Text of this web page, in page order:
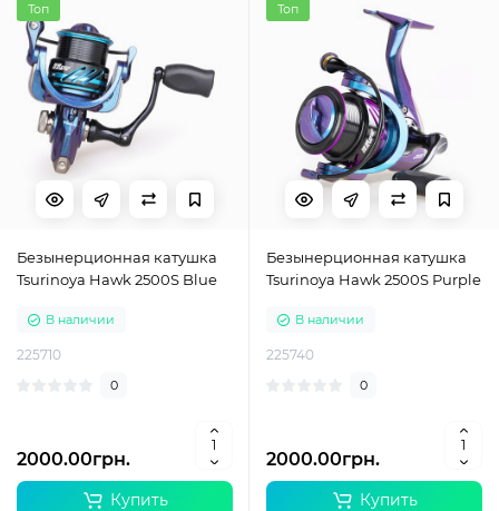
Топ
Безынерционная катушка
Tsurinoya Hawk 2500S Blue
В наличии
225710
0
2000.00грн.
Купить
Топ
Безынерционная катушка
Tsurinoya Hawk 2500S Purple
В наличии
225740
0
2000.00грн.
Купить